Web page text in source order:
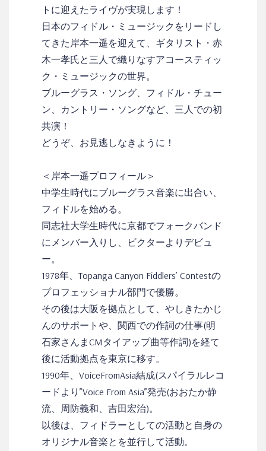
トに迎えたライヴが実現します！
日本のフィドル・ミュージックをリードし
てきた岸本一遥を迎えて、ギタリスト・赤
木一孝氏と三人で織りなすアコースティッ
ク・ミュージックの世界。
ブルーグラス・ソング、フィドル・チュー
ン、カントリー・ソングなど、三人での初
共演！
どうぞ、お見逃しなきように！
＜岸本一遥プロフィール＞
中学生時代にブルーグラス音楽に出合い、
フィドルを始める。
同志社大学生時代に京都でフォークバンド
にメンバー入りし、ビクターよりデビュ
ー。
1978年、Topanga Canyon Fiddlers’ Contestの
プロフェッショナル部門で優勝。
その後は大阪を拠点として、やしきたかじ
んのサポートや、関西での作詞の仕事(明
石家さんまCMタイアップ曲等作詞)を経て
後に活動拠点を東京に移す。
1990年、VoiceFromAsia結成(スパイラルレコ
ードより”Voice From Asia”発売(おおたか静
流、周防義和、吉田宏治)。
以後は、フィドラーとしての活動と自身の
オリジナル音楽とを並行して活動。